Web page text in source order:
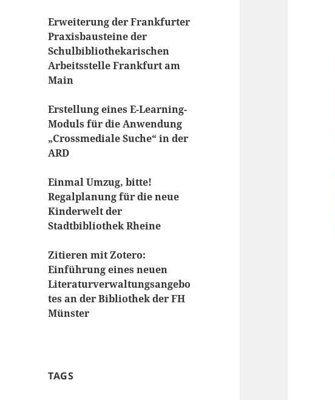
Erweiterung der Frankfurter
Praxisbausteine der
Schulbibliothekarischen
Arbeitsstelle Frankfurt am
Main
Erstellung eines E-Learning-
Moduls für die Anwendung
„Crossmediale Suche“ in der
ARD
Einmal Umzug, bitte!
Regalplanung für die neue
Kinderwelt der
Stadtbibliothek Rheine
Zitieren mit Zotero:
Einführung eines neuen
Literaturverwaltungsangebo
tes an der Bibliothek der FH
Münster
TAGS